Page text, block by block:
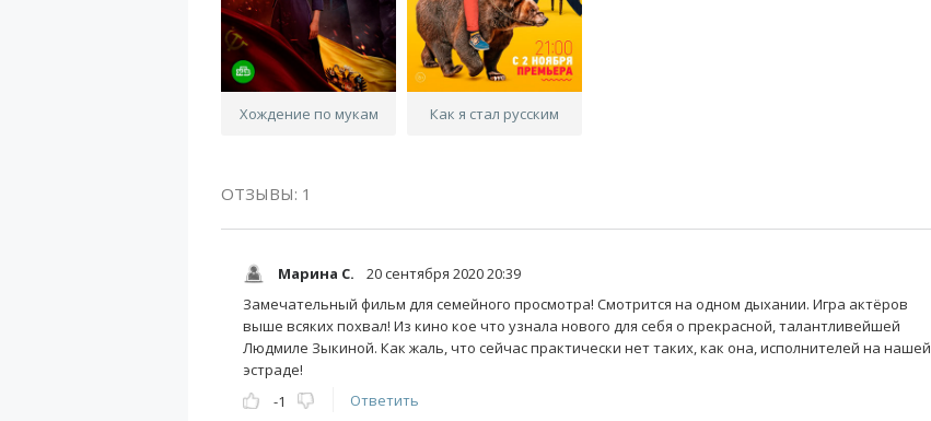
Хождение по мукам Как я стал русским
ОТЗЫВЫ: 1
Марина С.
20 сентября 2020 20:39
Замечательный фильм для семейного просмотра! Смотрится на одном дыхании. Игра актёров
выше всяких похвал! Из кино кое что узнала нового для себя о прекрасной, талантливейшей
Людмиле Зыкиной. Как жаль, что сейчас практически нет таких, как она, исполнителей на нашей
эстраде!
-1
Ответить